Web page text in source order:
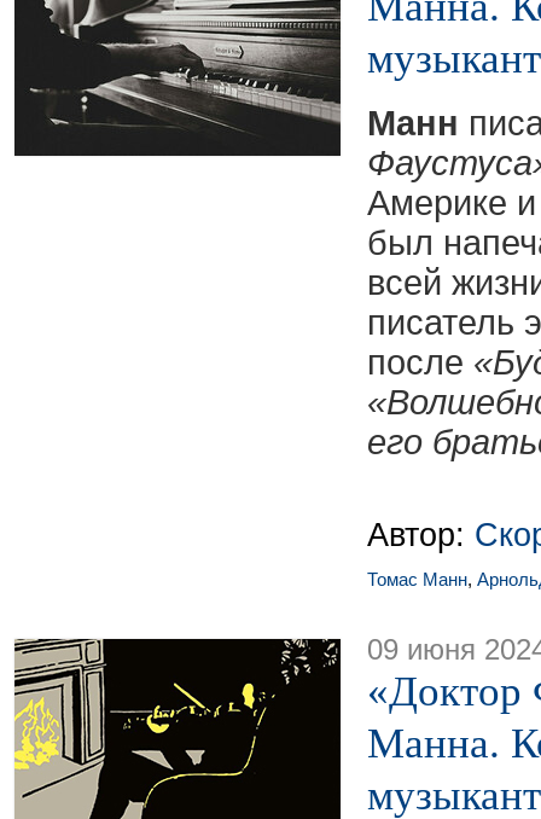
Манн
Америке
был
всей
писатель
после
его
Автор:
Томас Манн,
09 июня
«Доктор
Манна.